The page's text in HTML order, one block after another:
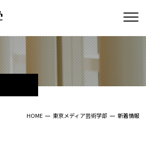
HOME 東京メディア芸術学部 新着情報